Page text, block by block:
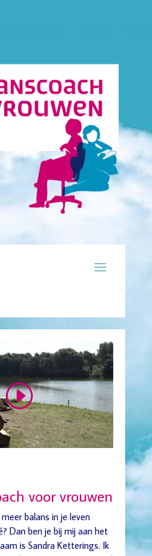
voor vrouwen
balans in je leven
Dan ben je bij mij aan het
is Sandra Ketterings. Ik